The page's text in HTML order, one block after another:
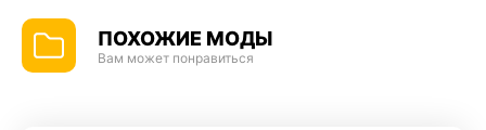
ПОХОЖИЕ МОДЫ
Вам может понравиться